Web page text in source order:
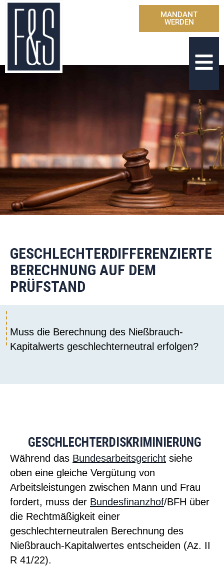
MANDANT
WERDEN
GESCHLECHTERDIFFERENZIERTE
BERECHNUNG AUF DEM
PRÜFSTAND
Muss die Berechnung des Nießbrauch-
Kapitalwerts geschlechterneutral erfolgen?
GESCHLECHTER­DISKRIMINIERUNG
Während das Bundesarbeitsgericht siehe
oben eine gleiche Vergütung von
Arbeitsleistungen zwischen Mann und Frau
fordert, muss der Bundesfinanzhof/BFH über
die Rechtmäßigkeit einer
geschlechterneutralen Berechnung des
Nießbrauch-Kapitalwertes entscheiden (Az. II
R 41/22).